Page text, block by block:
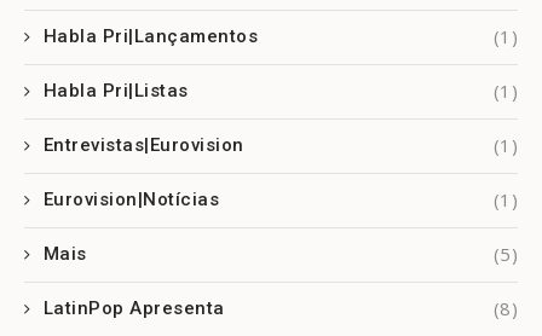
Habla Pri|Lançamentos (1)
Habla Pri|Listas (1)
Entrevistas|Eurovision (1)
Eurovision|Notícias (1)
Mais (5)
LatinPop Apresenta (8)